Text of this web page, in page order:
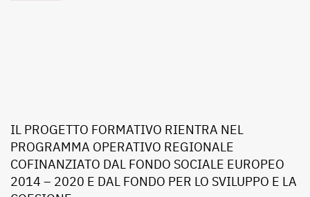
IL PROGETTO FORMATIVO RIENTRA NEL
PROGRAMMA OPERATIVO REGIONALE
COFINANZIATO DAL FONDO SOCIALE EUROPEO
2014 – 2020 E DAL FONDO PER LO SVILUPPO E LA